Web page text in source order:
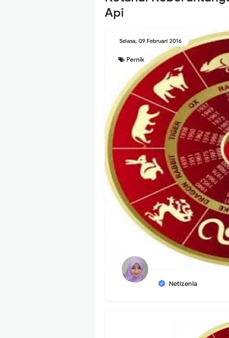
Api
Netizenia
Selasa, 09 Februari 2016
Pernik